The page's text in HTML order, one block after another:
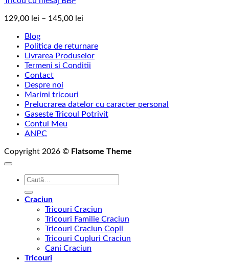
129,00 lei – 145,00 lei
129,00 lei
până
la
Blog
Politica de returnare
Livrarea Produselor
Termeni si Conditii
Contact
Despre noi
Marimi tricouri
Prelucrarea datelor cu caracter personal
Gaseste Tricoul Potrivit
Contul Meu
ANPC
Copyright 2026 © Flatsome Theme
Caută
Craciun
Tricouri Craciun
Tricouri Familie Craciun
Tricouri Craciun Copii
Tricouri Cupluri Craciun
Cani Craciun
Tricouri